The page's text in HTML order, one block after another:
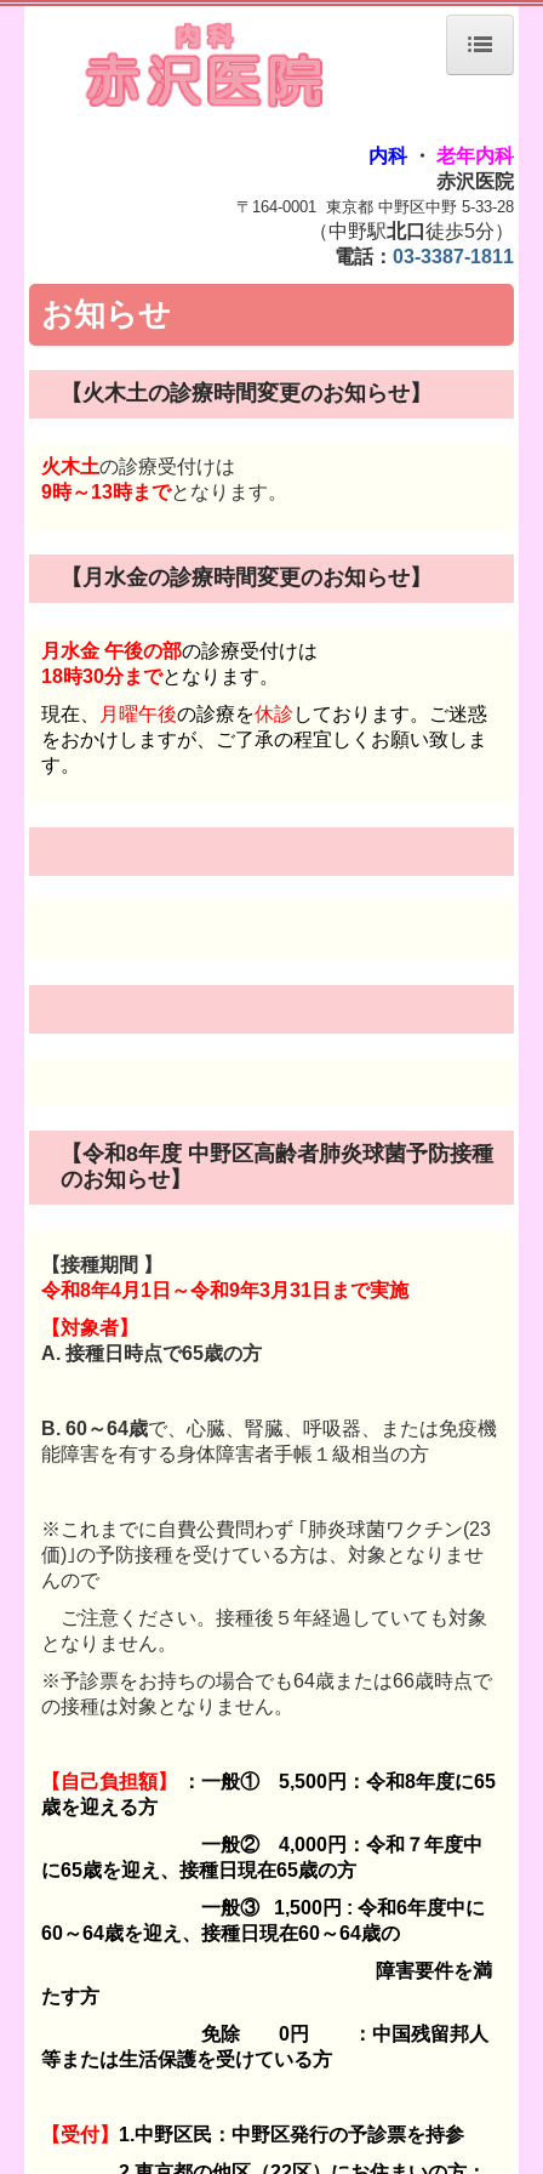
ホーム
よくある質問
内科・ 老年内科
赤沢医院
〒164-0001 東京都 中野区中野 5-33-28
（中野駅北口 徒歩5分）
電話： 03-3387-1811
お知らせ
【火木土の診療時間変更のお知らせ】
火木土の診療受付けは
9時～13時までとなります。
【月水金の診療時間変更のお知らせ】
月水金 午後の部の診療受付けは
18時30分までと なります。
現在、
月曜午後の診療を休診 しております。ご迷惑
をおかけしますが、ご了承の程宜しくお願い致しま
す。
【令和8年度 中野区高齢者肺炎球菌予防接種
のお知らせ】
【接種期間 】
令和8年4月1日～令和9年3月31日まで実施
【対象者】
A. 接種日時点で65歳の方
B. 60～64歳で、心臓、腎臓、呼吸器、または免疫機
能障害を有する身体障害者手帳１級相当の方
※これまでに自費公費問わず ｢肺炎球菌ワクチン(23
価)｣の予防接種を受けている方は、対象となりませ
んので
ご注意ください。接種後５年経過していても対象
となりません。
※予診票をお持ちの場合でも64歳または66歳時点で
の接種は対象となりません。
【自己負担額】 ：一般① 5,500円：令和8年度に65
歳を迎える方
一般② 4,000円：令和７年度中
に65歳を迎え、接種日現在65歳の方
一般③ 1,500円 : 令和6年度中に
60～64歳を迎え、接種日現在60～64歳の
障害要件を満
たす方
免除 0円 ：中国残留邦人
等または生活保護を受けている方
【受付】 1.中野区民：中野区発行の予診票を持参